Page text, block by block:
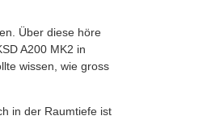
Über diese höre
A200 MK2 in
wissen, wie gross
in der Raumtiefe ist